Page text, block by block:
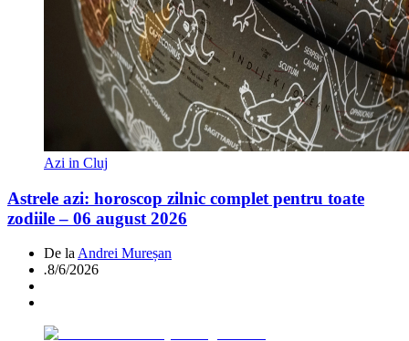
Azi in Cluj
Astrele azi: horoscop zilnic complet pentru toate
zodiile – 06 august 2026
De la Andrei Mureșan
.8/6/2026